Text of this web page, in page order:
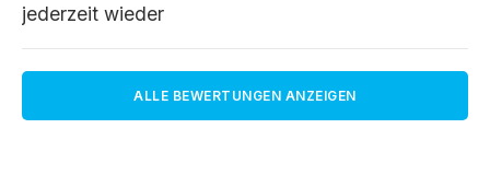
jederzeit wieder
ALLE BEWERTUNGEN ANZEIGEN